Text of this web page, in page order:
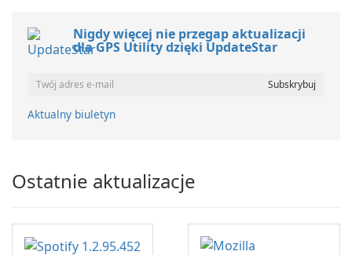
Nigdy więcej nie przegap aktualizacji
dla GPS Utility dzięki UpdateStar
Aktualny biuletyn
Ostatnie aktualizacje